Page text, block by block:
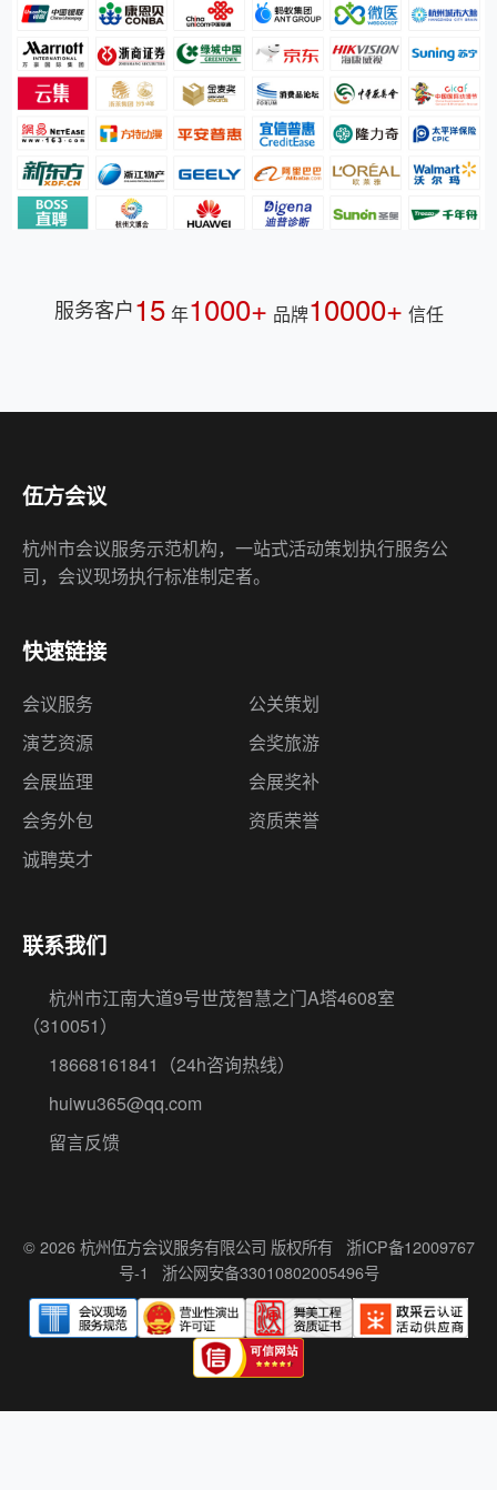
服务客户15 年1000+ 品牌10000+ 信任
伍方会议
杭州市会议服务示范机构，一站式活动策划执行服务公
司，会议现场执行标准制定者。
快速链接
会议服务
公关策划
演艺资源
会奖旅游
会展监理
会展奖补
会务外包
资质荣誉
诚聘英才
联系我们
杭州市江南大道9号世茂智慧之门A塔4608室
（310051）
18668161841
（24h咨询热线）
huiwu365@qq.com
留言反馈
© 2026 杭州伍方会议服务有限公司 版权所有 浙ICP备12009767
号-1
浙公网安备33010802005496号